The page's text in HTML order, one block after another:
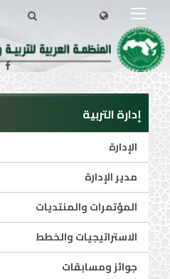
إدارة التربية
الإدارة
مدير الإدارة
المؤتمرات والمنتديات
الاستراتيجيات والخطط
جوائز ومسابقات